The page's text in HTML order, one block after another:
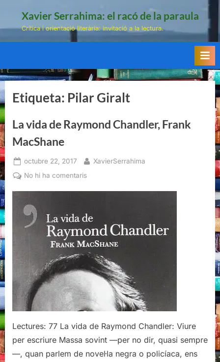
Xavier Serrahima: el racó de la paraula
Crítica i orientació literària: invitació a la lectura.
Etiqueta: Pilar Giralt
La vida de Raymond Chandler, Frank
MacShane
Posted
on
octubre 22, 2017 By
XavierSerrahima
No hi ha comentarisa
Raymond
Chandler,
Frank
MacShane
Lectures: 77 La vida de Raymond Chandler: Viure
per escriure Massa sovint —per no dir, quasi sempre
—, quan parlem de novel·la negra o policíaca, ens